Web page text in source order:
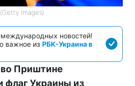
Images)
новостей!
важное из РБК-Украина в
Приштине
флаг Украины из